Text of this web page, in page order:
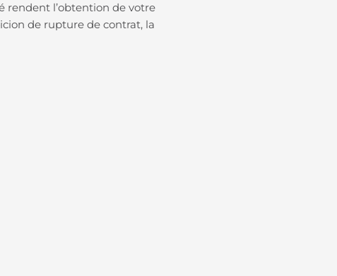
rendent l’obtention de votre
de rupture de contrat, la